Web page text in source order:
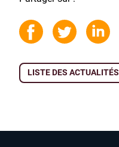
LISTE DES ACTUALITÉS